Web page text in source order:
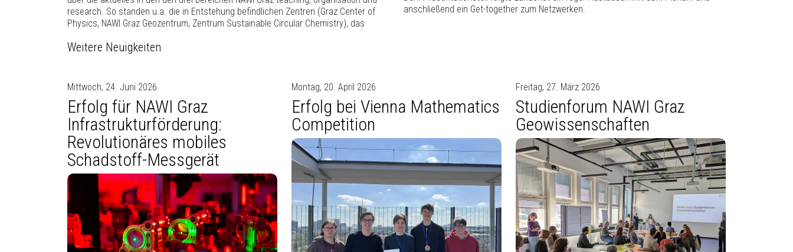
research. So standen u.a. die in Entstehung befindlichen Zentren (Graz Center of
Physics, NAWI Graz Geozentrum, Zentrum Sustainable Circular Chemistry), das
anschließend ein Get-together zum Netzwerken.
Weitere Neuigkeiten
Mittwoch, 24. Juni 2026
Erfolg für NAWI Graz
Infrastrukturförderung:
Revolutionäres mobiles
Schadstoff-Messgerät
Montag, 20. April 2026
Erfolg bei Vienna Mathematics
Competition
Freitag, 27. März 2026
Studienforum NAWI Graz
Geowissenschaften